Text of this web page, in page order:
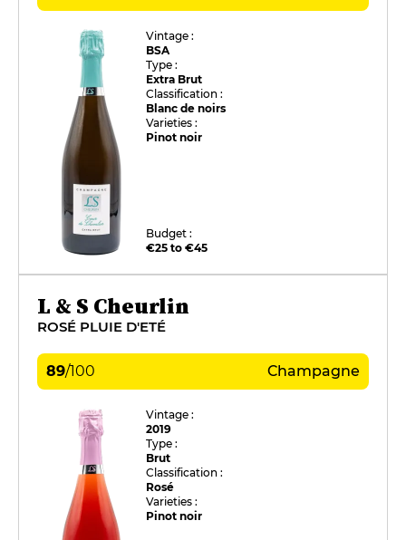
Vintage :
BSA
Type :
Extra Brut
Classification :
Blanc de noirs
Varieties :
Pinot noir
Budget :
€25 to €45
L & S Cheurlin
ROSÉ PLUIE D'ETÉ
89/100 Champagne
Vintage :
2019
Type :
Brut
Classification :
Rosé
Varieties :
Pinot noir